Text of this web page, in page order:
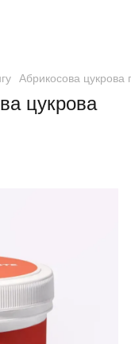
Абрикосова цукрова
цукрова